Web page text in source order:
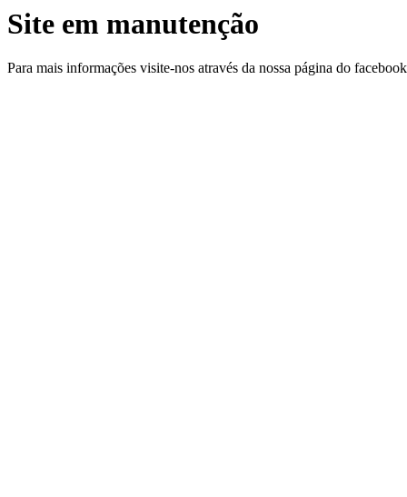
Site em manutenção
Para mais informações visite-nos através da nossa página do